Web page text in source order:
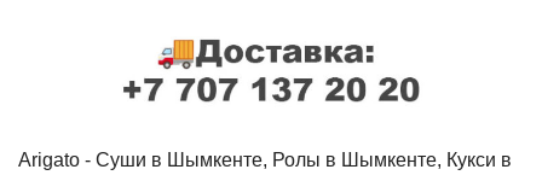
Arigato - Cуши в Шымкенте, Ролы в Шымкенте, Кукси в